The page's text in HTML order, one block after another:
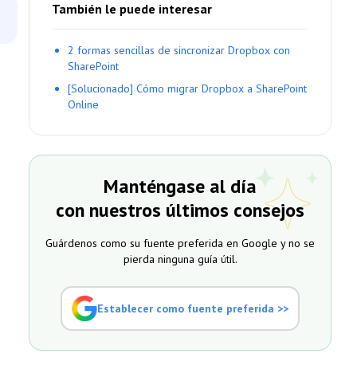
También le puede interesar
2 formas sencillas de sincronizar Dropbox con
SharePoint
[Solucionado] Cómo migrar Dropbox a SharePoint
Online
Manténgase al día
con nuestros últimos consejos
Guárdenos como su fuente preferida en Google y no se
pierda ninguna guía útil.
Establecer como fuente preferida >>